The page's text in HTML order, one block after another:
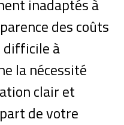
inadaptés à
des coûts
difficile à
la nécessité
clair et
de votre